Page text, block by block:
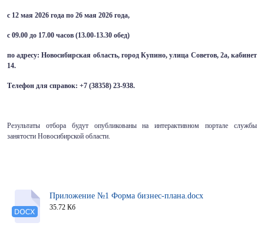
с 12 мая 2026 года по 26 мая 2026 года,
с 09.00 до 17.00 часов (13.00-13.30 обед)
по адресу: Новосибирская область, город Купино, улица Советов, 2а, кабинет
14.
Телефон для справок: +7 (38358) 23-938.
Результаты отбора будут опубликованы на интерактивном портале службы
занятости Новосибирской области.
Приложение №1 Форма бизнес-плана.docx
35.72 Кб